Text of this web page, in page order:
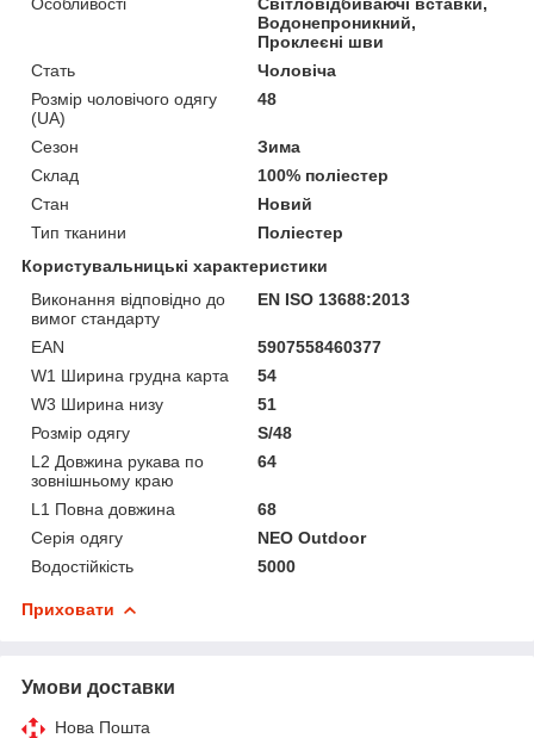
Водонепроникний,
Проклеєні шви
Стать
Чоловіча
Розмір чоловічого одягу
(UA)
48
Сезон
Зима
Склад
100% поліестер
Стан
Новий
Тип тканини
Поліестер
Користувальницькі характеристики
Виконання відповідно до
вимог стандарту
EN ISO 13688:2013
EAN
5907558460377
W1 Ширина грудна карта
54
W3 Ширина низу
51
Розмір одягу
S/48
L2 Довжина рукава по
зовнішньому краю
64
L1 Повна довжина
68
Серія одягу
NEO Outdoor
Водостійкість
5000
Приховати
Умови доставки
Нова Пошта